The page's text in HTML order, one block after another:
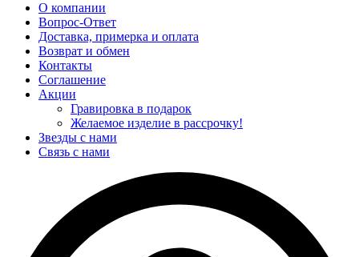
О компании
Вопрос-Ответ
Доставка, примерка и оплата
Возврат и обмен
Контакты
Соглашение
Акции
Гравировка в подарок
Желаемое изделие в рассрочку!
Звезды с нами
Связь с нами